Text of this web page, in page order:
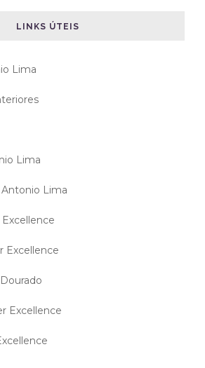
LINKS ÚTEIS
Lima
Lima
Antonio Lima
Excellence
Excellence